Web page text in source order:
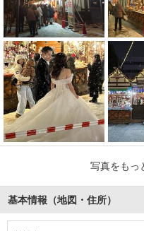
写真をもっ
基本情報（地図・住所）